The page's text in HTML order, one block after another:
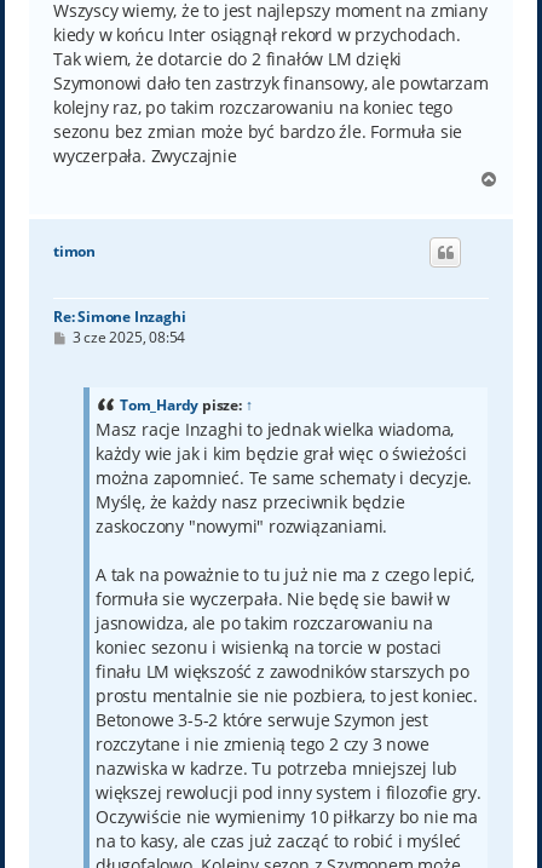
Wszyscy wiemy, że to jest najlepszy moment na zmiany
kiedy w końcu Inter osiągnął rekord w przychodach.
Tak wiem, że dotarcie do 2 finałów LM dzięki
Szymonowi dało ten zastrzyk finansowy, ale powtarzam
kolejny raz, po takim rozczarowaniu na koniec tego
sezonu bez zmian może być bardzo źle. Formuła sie
wyczerpała. Zwyczajnie
g
timon
Re: Simone Inzaghi
P3 cze 2025, 08:54
Tom_Hardy pisze: ↑
Masz racje Inzaghi to jednak wielka wiadoma,
każdy wie jak i kim będzie grał więc o świeżości
można zapomnieć. Te same schematy i decyzje.
Myślę, że każdy nasz przeciwnik będzie
zaskoczony "nowymi" rozwiązaniami.
A tak na poważnie to tu już nie ma z czego lepić,
formuła sie wyczerpała. Nie będę sie bawił w
jasnowidza, ale po takim rozczarowaniu na
koniec sezonu i wisienką na torcie w postaci
finału LM większość z zawodników starszych po
prostu mentalnie sie nie pozbiera, to jest koniec.
Betonowe 3-5-2 które serwuje Szymon jest
rozczytane i nie zmienią tego 2 czy 3 nowe
nazwiska w kadrze. Tu potrzeba mniejszej lub
większej rewolucji pod inny system i filozofie gry.
Oczywiście nie wymienimy 10 piłkarzy bo nie ma
na to kasy, ale czas już zacząć to robić i myśleć